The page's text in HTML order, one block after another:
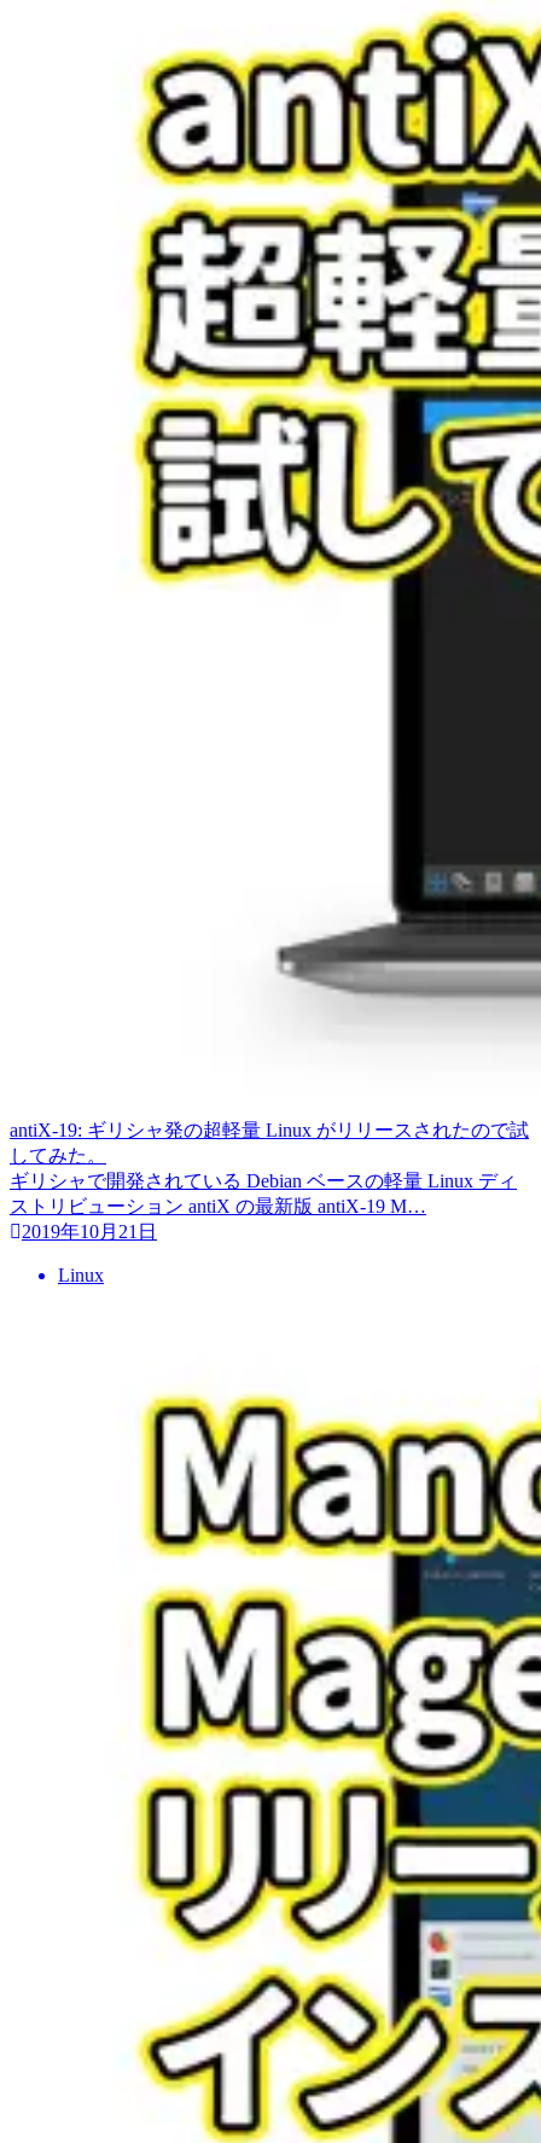
antiX-19: ギリシャ発の超軽量 Linux がリリースされたので試
してみた。
ギリシャで開発されている Debian ベースの軽量 Linux ディ
ストリビューション antiX の最新版 antiX-19 M…
2019年10月21日
Linux